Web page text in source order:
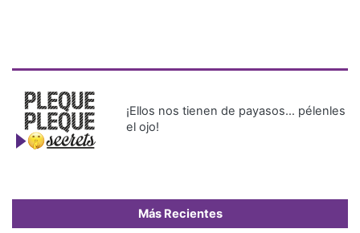
¡Ellos nos tienen de payasos… pélenles
el ojo!
Más Recientes